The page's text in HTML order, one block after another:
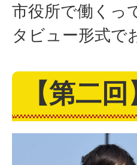
市役所で働くっ
タビュー形式で
【第二